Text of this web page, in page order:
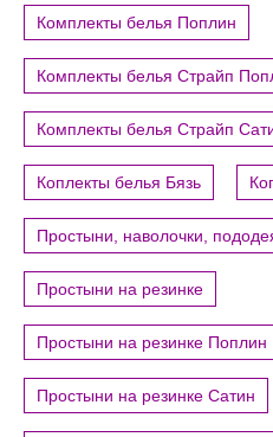
Комплекты белья Поплин
Комплекты белья Страйп
Комплекты белья Страйп
Коплекты белья Бязь
Простыни, наволочки,
Простыни на резинке
Простыни на резинке Поплин
Простыни на резинке Сатин